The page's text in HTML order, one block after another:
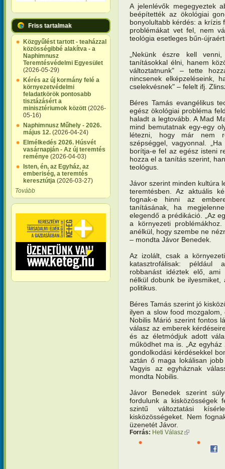
Friss tartalmak
Közgyűlést tartott - teaházzal
közösségibbé alakítva - a
Naphimnusz
Teremtésvédelmi Egyesület
(2026-05-29)
Kérés az új kormány felé a
környezetvédelmi
feladatkörök pontosabb
tisztázásért a
minisztériumok között (2026-
05-16)
Naphimnusz Műhely - 2026.
május 12. (2026-04-24)
Elmélkedés 2026. Húsvét
vasárnapján - Az új teremtés
reménye (2026-04-03)
Isten, én, az Egyház, az
emberiség, a teremtés
keresztútja (2026-03-27)
Tovább
A jelenlévők megegyeztek
beépítették az ökológiai
bonyolultabb kérdés: a krízis
problémákat vet fel, nem
teológia esetleges bűn-
„Nekünk észre kell
tanításokkal élni, hanem
változtatnunk" – tette
nincsenek elképzeléseink,
cselekvésnek" – felelt ifj.
Béres Tamás evangélikus
egész ökológiai probléma
haladt a legtovább. A Mad
mind bemutatnak egy-egy
létezni, hogy már nem
szépséggel, vagyonnal.
borítja-e fel az egész isteni
hozza el a tanítás szerint,
teológus.
Jávor szerint minden kultúra
teremtésben. Az aktuális
fognak-e hinni az
tanításának, ha
elegendő a prédikáció. „Az
a környezeti
anélkül, hogy szembe ne
– mondta Jávor Benedek.
Az izolált, csak a
katasztrofálisak: például
robbanást idéztek elő, ami
nélkül dobunk be
politikus.
Béres Tamás szerint jó
ilyen a slow food
Nobilis Márió szerint fontos
válasz az emberek
és az életmódjuk adott
működhet ma is. „Az
gondolkodási kérdésekkel
aztán ő maga lokálisan
Vagyis az egyháznak
mondta Nobilis.
Jávor Benedek szerint
fordulunk a kisközösségek
szintű változtatási
kisközösségeket. Nem
üzenetét Jávor.
Forrás: Heti Válasz(külső